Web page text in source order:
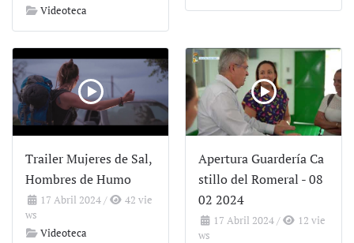
Videoteca
Trailer Mujeres de Sal,
Hombres de Humo
17 Abril 2024/
42 vie
ws
Videoteca
Apertura Guardería Ca
stillo del Romeral - 08
02 2024
17 Abril 2024/
12 vie
ws